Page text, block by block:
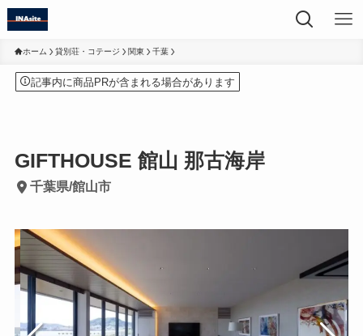
ホーム 貸別荘・コテージ 関東 千葉
記事内に商品PRが含まれる場合があります
GIFTHOUSE 館山 那古海岸
千葉県/館山市